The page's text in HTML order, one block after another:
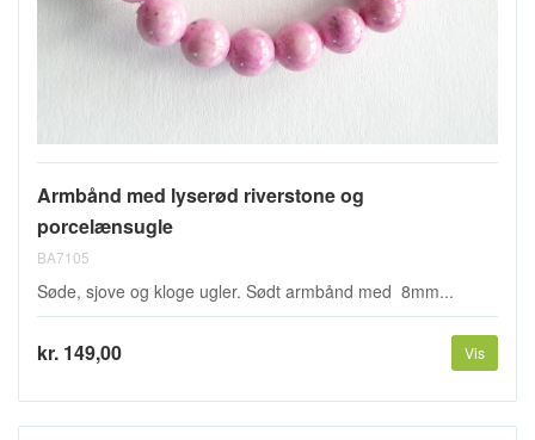
Armbånd med lyserød riverstone og
porcelænsugle
BA7105
Søde, sjove og kloge ugler. Sødt armbånd med 8mm...
kr. 149,00 Vis